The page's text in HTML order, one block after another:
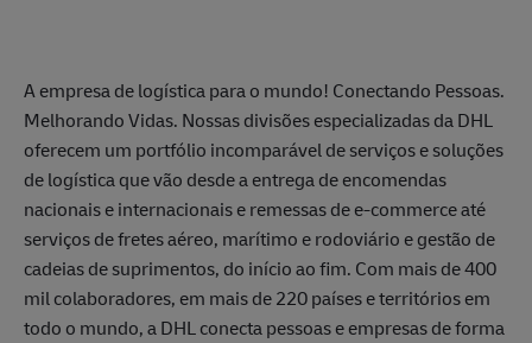
A empresa de logística para o mundo! Conectando Pessoas.
Melhorando Vidas. Nossas divisões especializadas da DHL
oferecem um portfólio incomparável de serviços e soluções
de logística que vão desde a entrega de encomendas
nacionais e internacionais e remessas de e-commerce até
serviços de fretes aéreo, marítimo e rodoviário e gestão de
cadeias de suprimentos, do início ao fim. Com mais de 400
mil colaboradores, em mais de 220 países e territórios em
todo o mundo, a DHL conecta pessoas e empresas de forma